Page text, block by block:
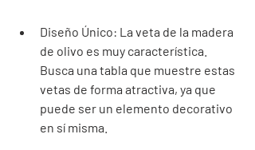
Diseño Único: La veta de la madera
de olivo es muy característica.
Busca una tabla que muestre estas
vetas de forma atractiva, ya que
puede ser un elemento decorativo
en sí misma.